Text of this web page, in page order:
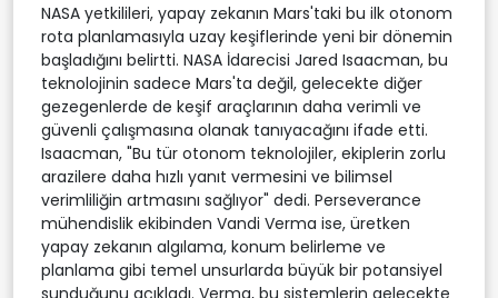
NASA yetkilileri, yapay zekanın Mars'taki bu ilk otonom
rota planlamasıyla uzay keşiflerinde yeni bir dönemin
başladığını belirtti. NASA İdarecisi Jared Isaacman, bu
teknolojinin sadece Mars'ta değil, gelecekte diğer
gezegenlerde de keşif araçlarının daha verimli ve
güvenli çalışmasına olanak tanıyacağını ifade etti.
Isaacman, "Bu tür otonom teknolojiler, ekiplerin zorlu
arazilere daha hızlı yanıt vermesini ve bilimsel
verimliliğin artmasını sağlıyor" dedi. Perseverance
mühendislik ekibinden Vandi Verma ise, üretken
yapay zekanın algılama, konum belirleme ve
planlama gibi temel unsurlarda büyük bir potansiyel
sunduğunu açıkladı. Verma, bu sistemlerin gelecekte